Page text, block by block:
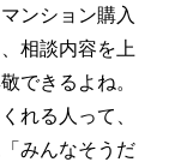
ンション購入
相談内容を上
できるよね。
れる人って、
みんなそうだ